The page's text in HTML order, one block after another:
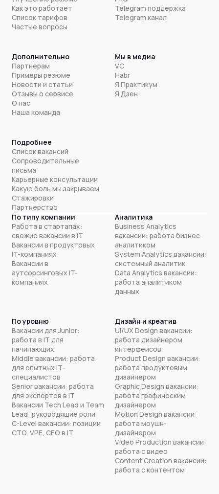
Как это работает
Список тарифов
Частые вопросы
Telegram поддержка
Telegram канал
Дополнительно
Партнерам
Примеры резюме
Новости и статьи
Отзывы о сервисе
О нас
Наша команда
Мы в медиа
VC
Habr
Я.Практикум
Я.Дзен
Подробнее
Список вакансий
Сопроводительные
письма
Карьерные консультации
Какую боль мы закрываем
Стажировки
Партнерство
По типу компании
Работа в стартапах:
свежие вакансии в IT
Вакансии в продуктовых
IT-компаниях
Вакансии в
аутсорсинговых IT-
компаниях
Аналитика
Business Analytics
вакансии: работа бизнес-
аналитиком
System Analytics вакансии:
системный аналитик
Data Analytics вакансии:
работа аналитиком
данных
По уровню
Вакансии для Junior:
работа в IT для
начинающих
Middle вакансии: работа
для опытных IT-
специалистов
Senior вакансии: работа
для экспертов в IT
Вакансии Tech Lead и Team
Lead: руководящие роли
C-Level вакансии: позиции
CTO, VPE, CEO в IT
Дизайн и креатив
UI/UX Design вакансии:
работа дизайнером
интерфейсов
Product Design вакансии:
работа продуктовым
дизайнером
Graphic Design вакансии:
работа графическим
дизайнером
Motion Design вакансии:
работа моушн-
дизайнером
Video Production вакансии:
работа с видео
Content Creation вакансии:
работа с контентом